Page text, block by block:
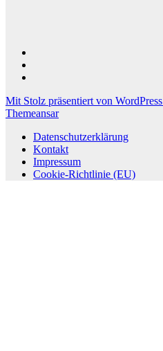
Mit Stolz präsentiert von WordPress
Themeansar
Datenschutzerklärung
Kontakt
Impressum
Cookie-Richtlinie (EU)